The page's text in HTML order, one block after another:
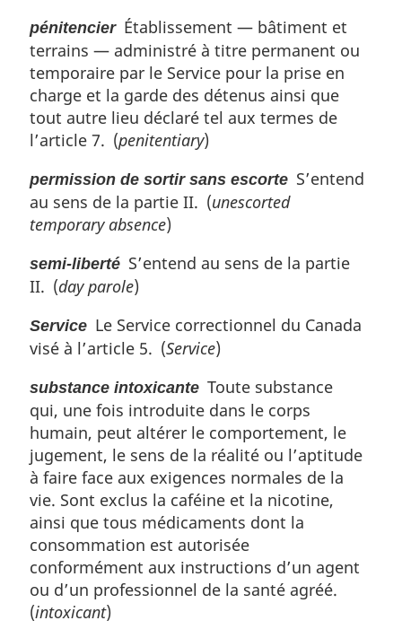
pénitencierÉtablissement — bâtiment et
terrains — administré à titre permanent ou
temporaire par le Service pour la prise en
charge et la garde des détenus ainsi que
tout autre lieu déclaré tel aux termes de
l’article 7. (penitentiary)
permission de sortir sans escorte S’entend
au sens de la partie II. (unescorted
temporary absence)
semi-liberté S’entend au sens de la partie
II. (day parole)
Service Le Service correctionnel du Canada
visé à l’article 5. (Service)
substance intoxicante Toute substance
qui, une fois introduite dans le corps
humain, peut altérer le comportement, le
jugement, le sens de la réalité ou l’aptitude
à faire face aux exigences normales de la
vie. Sont exclus la caféine et la nicotine,
ainsi que tous médicaments dont la
consommation est autorisée
conformément aux instructions d’un agent
ou d’un professionnel de la santé agréé.
(intoxicant)